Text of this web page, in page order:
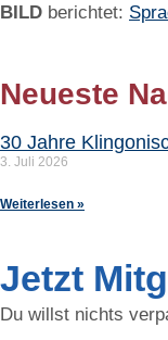
BILD berichtet:
Neueste
30 Jahre
3. Juli 2026
Weiterlesen »
Jetzt
Du willst nichts